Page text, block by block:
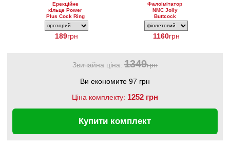
Ерекційне
кільце Power
Plus Cock Ring
Series
189грн
Фалоімітатор
NMC Jolly
Buttcock
1160грн
Звичайна ціна: 1349грн
Ви економите 97 грн
Ціна комплекту: 1252 грн
Купити комплект